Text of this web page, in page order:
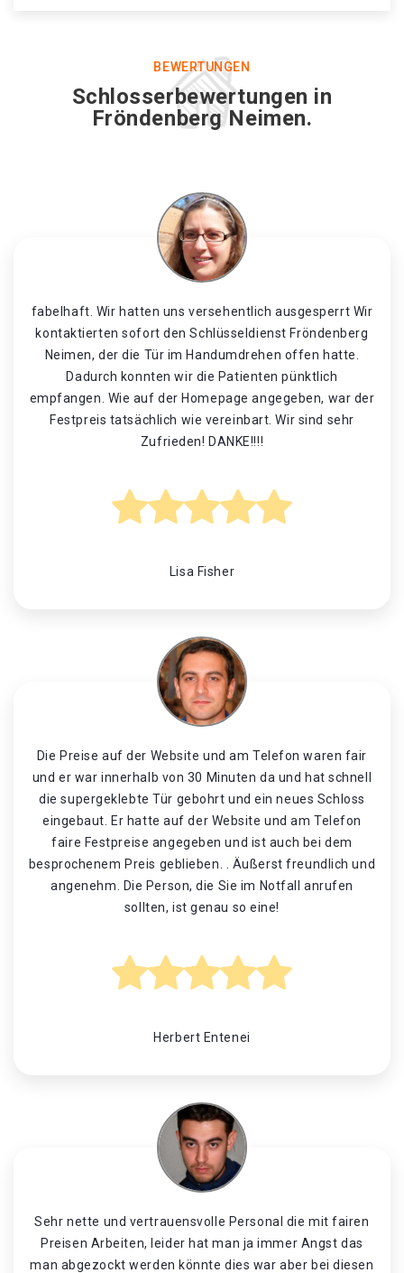
BEWERTUNGEN
Schlosserbewertungen in
Fröndenberg Neimen.
fabelhaft. Wir hatten uns versehentlich ausgesperrt Wir
kontaktierten sofort den Schlüsseldienst Fröndenberg
Neimen, der die Tür im Handumdrehen offen hatte.
Dadurch konnten wir die Patienten pünktlich
empfangen. Wie auf der Homepage angegeben, war der
Festpreis tatsächlich wie vereinbart. Wir sind sehr
Zufrieden! DANKE!!!!
Lisa Fisher
Die Preise auf der Website und am Telefon waren fair
und er war innerhalb von 30 Minuten da und hat schnell
die supergeklebte Tür gebohrt und ein neues Schloss
eingebaut. Er hatte auf der Website und am Telefon
faire Festpreise angegeben und ist auch bei dem
besprochenem Preis geblieben. . Äußerst freundlich und
angenehm. Die Person, die Sie im Notfall anrufen
sollten, ist genau so eine!
Herbert Entenei
Sehr nette und vertrauensvolle Personal die mit fairen
Preisen Arbeiten, leider hat man ja immer Angst das
man abgezockt werden könnte dies war aber bei diesen